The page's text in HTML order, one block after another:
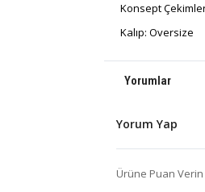
Konsept
Kalıp: Oversize
Yorumlar
Yorum Yap
Ürüne Puan Verin